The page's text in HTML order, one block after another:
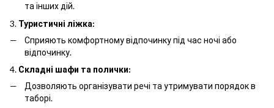
та інших дій.
3. Туристичні ліжка:
Сприяють комфортному відпочинку під час ночі або
відпочинку.
4. Складні шафи та полички:
Дозволяють організувати речі та утримувати порядок в
таборі.